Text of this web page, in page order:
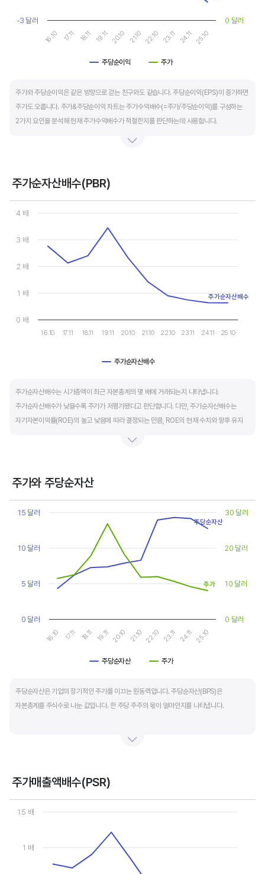
이익이 더 성장할 수 있을지 더 꼼꼼히 살피고 유의해야 합니다.
주당순이익 주가
16.10 17.11 18.11 19.11 20.10 21.10 22.10 23.11 24.11 25.10
-3 달러 0 달러
주가와 주당순이익은 같은 방향으로 걷는 친구와도 같습니다. 주당순이익(EPS)이 증가하면
주가도 오릅니다. 주가&주당순이익 차트는 주가수익배수(=주가/주당순이익)를 구성하는
2가지 요인을 분석해 현재 주가수익배수가 적절한지를 판단하는데 사용합니다.
- 매수 검토 : 주당순이익 증가, 주가 상승
- 매도 검토 : 주당순이익 감소, 주가 횡보 또는 하락
주당순이익이 증가해도 시장 전체적인 악재로 주가가 급락하면 좋은 매수 기회가 됩니다.
주가수익배수(PER) 차트와 함께 분석하면 더 유용합니다.
주가순자산배수(PBR)
Chart
Line chart with 10 data points.
View as data table, Chart
The chart has 1 X axis displaying categories.
The chart has 1 Y axis displaying values. Data ranges from
주가순자산배수
16.10 17.11 18.11 19.11 20.10 21.10 22.10 23.11 24.11 25.10
0 배
1 배
2 배
3 배
4 배
주가순자산배수
주가순자산배수는 시가총액이 최근 자본총계의 몇 배에 거래되는지 나타냅니다.
주가순자산배수가 낮을수록 주가가 저평가됐다고 판단합니다. 다만, 주가순자산배수는
자기자본이익률(ROE)의 높고 낮음에 따라 결정되는 만큼, ROE의 현재 수치와 향후 유지
거래되면 주가가 저평가된 것으로 판단합니다. ROE&PBR 차트를 함께 보고 분석하는 것을
기업의 10년 정도의 장기적인 주가순자산배수 추이를 확인하는 것이 좋습니다.
주가순자산배수는 자기자본이익률이 높을때와 낮을때에 따라 다르게 평가받습니다. 현재
ROE와 비슷한 ROE를 기록한 과거년도를 찾고, 그 당시 시장에서 평가 받은
주가순자산배수(PBR)를 확인해 현재 주가의 저평가 여부를 판단하는 것이 좋습니다.
주가와 주당순자산
Chart
Line chart with 2 lines.
View as data table, Chart
The chart has 1 X axis displaying categories.
The chart has 2 Y axes displaying values, and values.
주당순자산 주가
16.10 17.11 18.11 19.11 20.10 21.10 22.10 23.11 24.11 25.10
0 달러
5 달러
10 달러
15 달러
0 달러
10 달러
20 달러
30 달러
주당순자산
주가
주당순자산은 기업의 장기적인 주가를 이끄는 원동력입니다. 주당순자산(BPS)은
자본총계를 주식수로 나눈 값입니다. 한 주당 주주의 몫이 얼마인지를 나타냅니다.
자본총계가 빠른 속도로 증가합니다. 이에따라 주가도 오르게 됩니다.
자기자본이익률(순이익/자본총계*100%)처럼 분모에 자본총계를 넣어 계산하는
투자지표는 한국 기업에 비해 상대적으로 높게 나옵니다. 이런 부분을 감안해 미국 기업의
부채비율, 차입금 비중, 주가순자산배수 등을 판단하는 것이 좋습니다.
주가매출액배수(PSR)
Chart
Line chart with 10 data points.
The chart has 1 X axis displaying categories.
The chart has 1 Y axis displaying values. Data ranges from
1 배
1.5 배